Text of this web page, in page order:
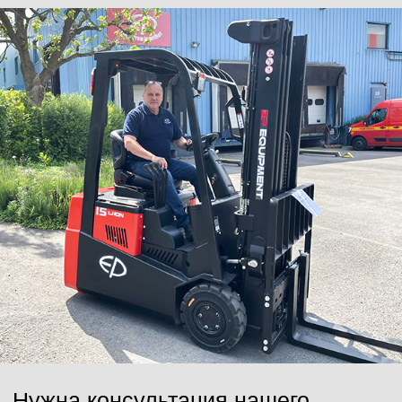
Нажимая на кнопку, Вы даёте согласие на обработку персональных
данных и соглашаетесь сполитикой конфиденциальности